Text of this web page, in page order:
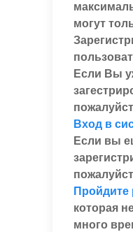
могут
Если Вы
Вход в
Если вы
Пройдите
которая
много